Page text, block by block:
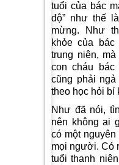
tuổi của bác
độ” như thế
mừng. Như
khỏe của
trung niên,
con cháu bác
cũng phải
theo học hỏi bí
Như đã nói,
nên không ai
có một
mọi người. Có
tuổi thanh